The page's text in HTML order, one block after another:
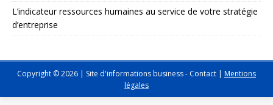
L’indicateur ressources humaines au service de votre stratégie
d’entreprise
Copyright © 2026 | Site d'informations business - Contact | Mentions
légales